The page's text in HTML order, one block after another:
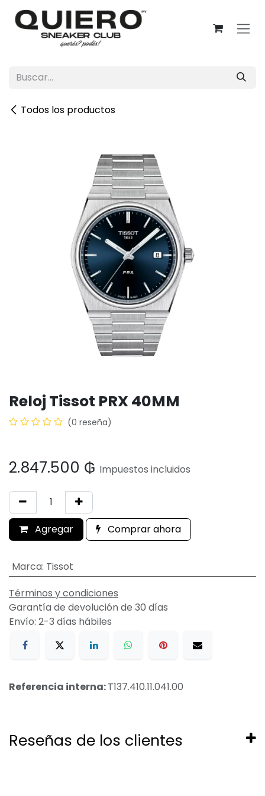
Ir al contenido
Todos los productos
Reloj Tissot PRX 40MM
(0 reseña)
2.847.500 ₲ Impuestos incluidos
Agregar Comprar ahora
Marca: Tissot
Términos y condiciones
Garantía de devolución de 30 días
Envío: 2-3 días hábiles
Referencia interna:T137.410.11.041.00
Reseñas de los clientes